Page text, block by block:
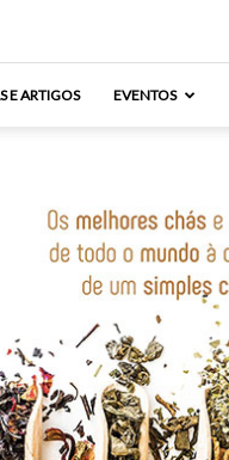
E ARTIGOS EVENTOS